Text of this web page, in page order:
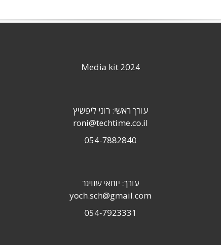
Media kit 2024
עורך ראשי: רוני ליפשיץ
roni@techtime.co.il
054-7882840
עורך: יוחאי שוויגר
yoch.sch@gmail.com
054-7923331